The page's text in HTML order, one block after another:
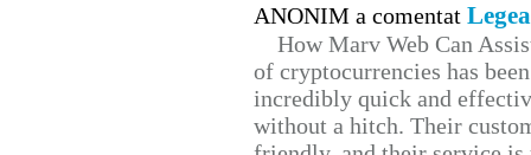
ANONIM a comentat
How Marv Web Can
of cryptocurrencies has
incredibly quick and
without a hitch. Their